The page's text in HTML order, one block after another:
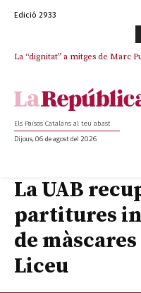
Edició 2933
La “dignitat” a mitges de Marc
Junts exigeix que Catalunya
Els Països Catalans al teu abast
Dijous, 06 de agost del 2026
La UAB
partitures
de
Liceu